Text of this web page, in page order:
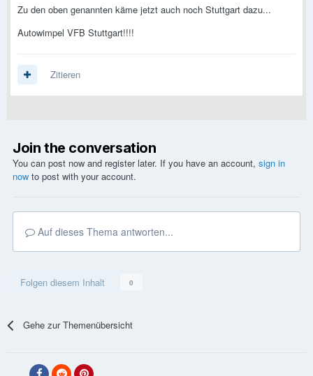
Zu den oben genannten käme jetzt auch noch Stuttgart dazu...
Autowimpel VFB Stuttgart!!!!
Zitieren
Join the conversation
You can post now and register later. If you have an account, sign in
now to post with your account.
Auf dieses Thema antworten...
Folgen diesem Inhalt 0
Gehe zur Themenübersicht